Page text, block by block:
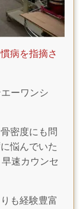
病を指摘さ
ーワンシ
密度にも問
悩んでいた
速カウンセ
も経験豊富